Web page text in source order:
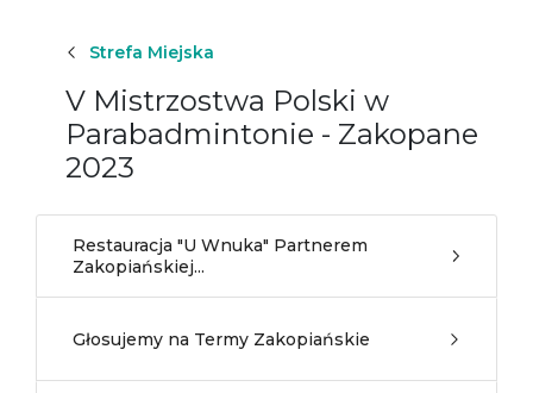
Strefa Miejska
V Mistrzostwa Polski w
Parabadmintonie - Zakopane
2023
Restauracja "U Wnuka" Partnerem
Zakopiańskiej...
Głosujemy na Termy Zakopiańskie